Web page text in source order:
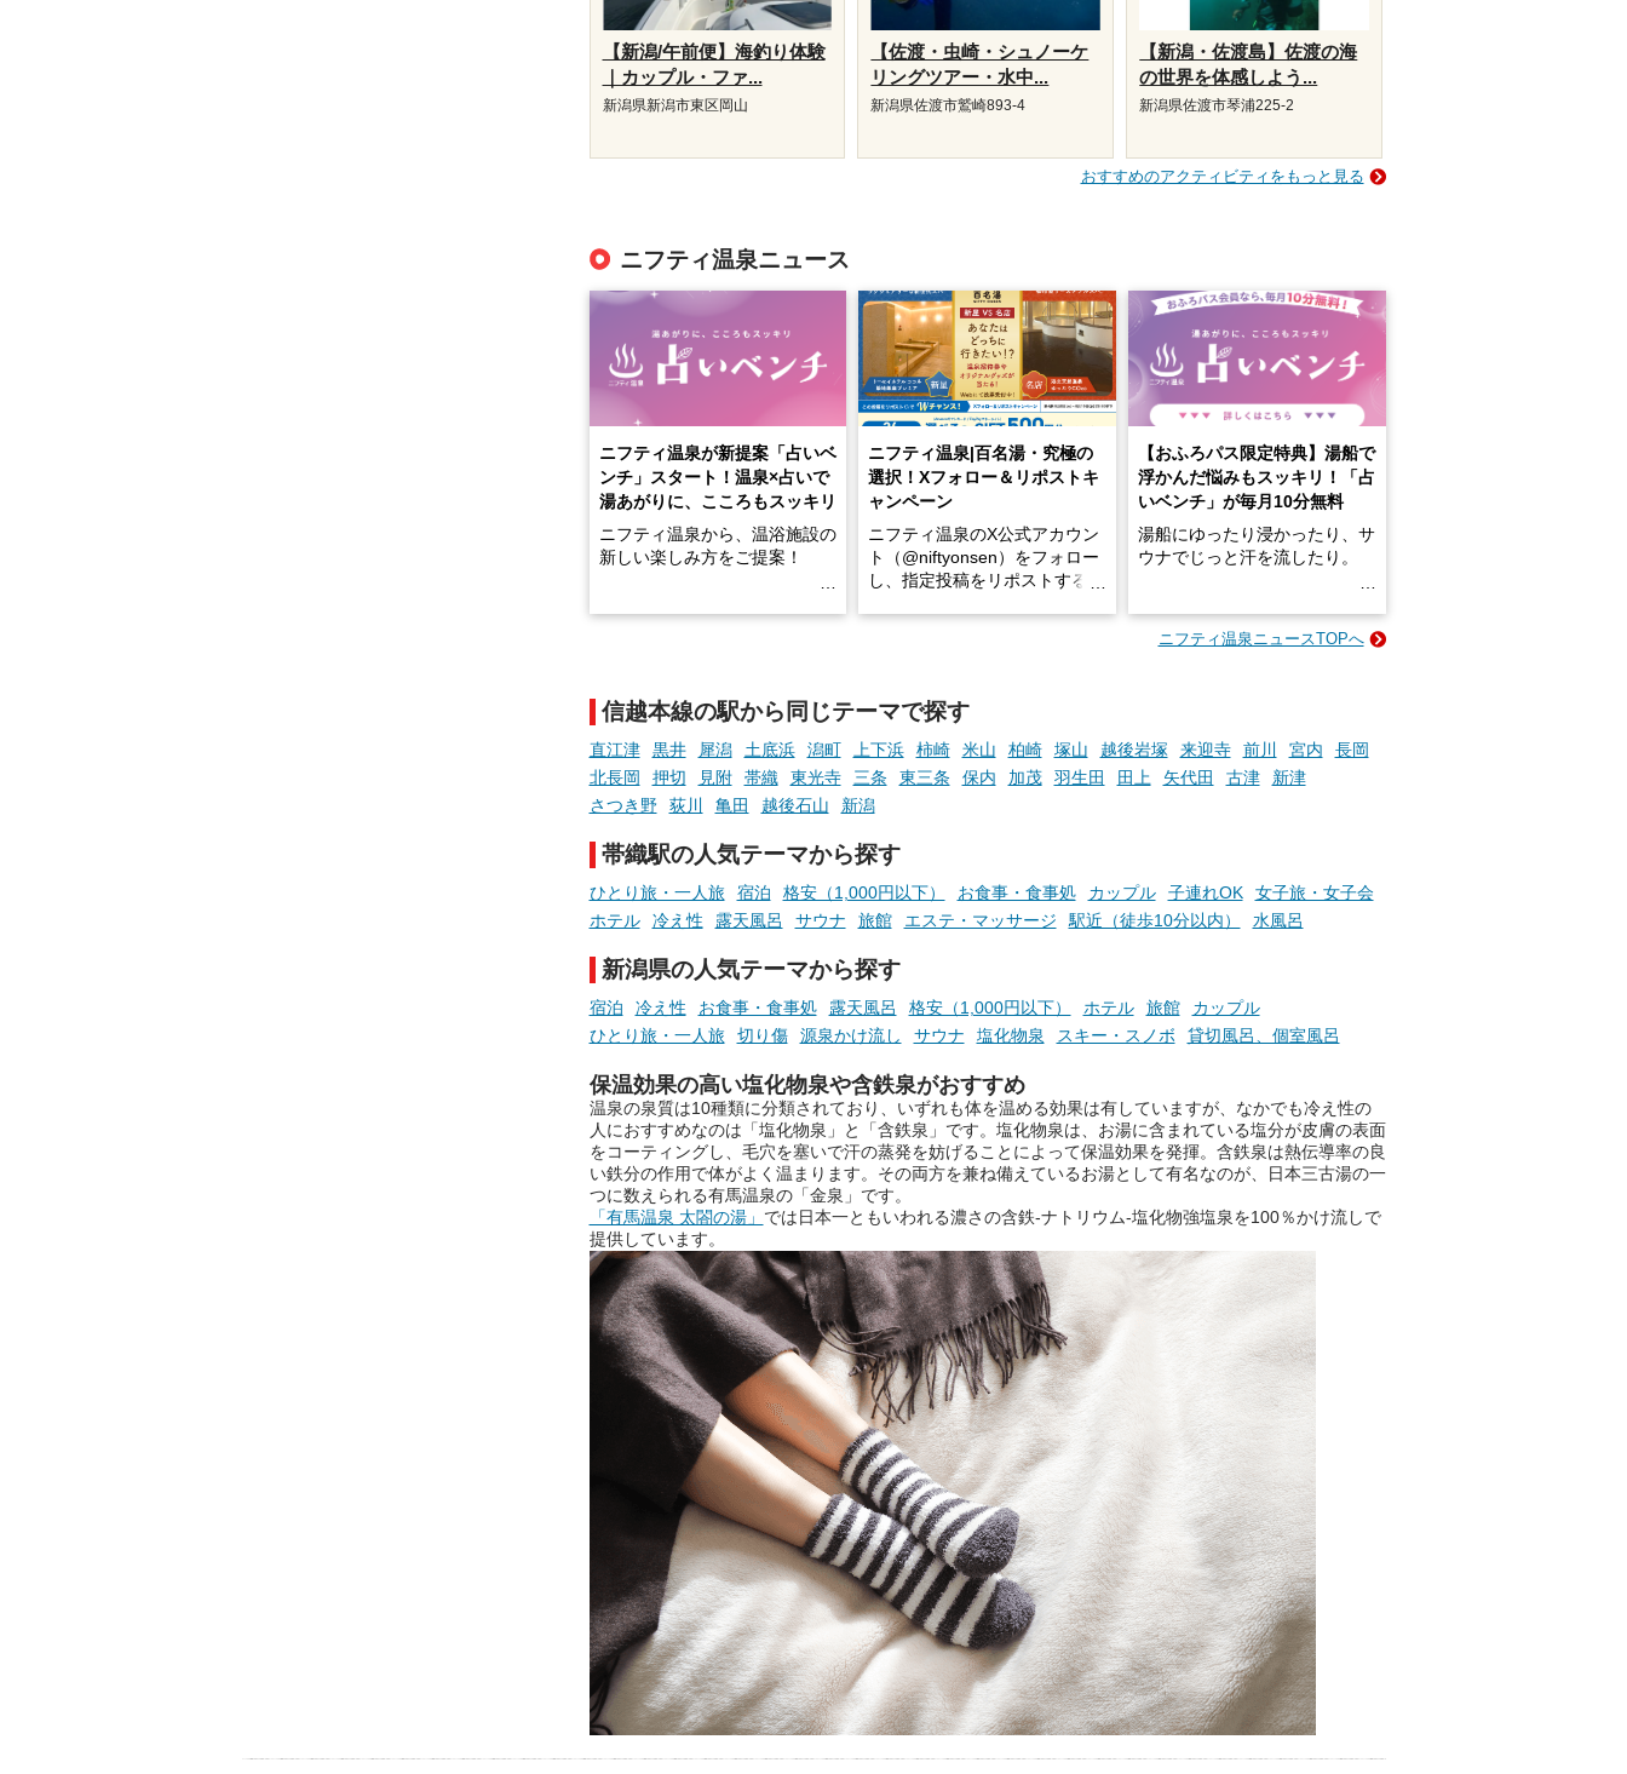
【新潟/午前便】海釣り体験
｜カップル・ファ...
新潟県新潟市東区岡山
【佐渡・虫崎・シュノーケ
リングツアー・水中...
新潟県佐渡市鷲崎893-4
【新潟・佐渡島】佐渡の海
の世界を体感しよう...
新潟県佐渡市琴浦225-2
おすすめのアクティビティをもっと見る
ニフティ温泉ニュース
ニフティ温泉が新提案「占いベ
ンチ」スタート！温泉×占いで
湯あがりに、こころもスッキリ
ニフティ温泉から、温浴施設の
新しい楽しみ方をご提案！
手相やタロットなど気軽に楽し
める占いで、“ととのう”おふろ
時間を、もっと特別に。
ニフティ温泉|百名湯・究極の
選択！Xフォロー＆リポストキ
ャンペーン
ニフティ温泉のX公式アカウン
ト（@niftyonsen）をフォロー
し、指定投稿をリポストする
【おふろパス限定特典】湯船で
浮かんだ悩みもスッキリ！「占
いベンチ」が毎月10分無料
湯船にゆったり浸かったり、サ
ウナでじっと汗を流したり。
そんな「一人でぼんやり過ごす
でくることはありませんか？
そんな心のつぶやきを、湯あが
きをプロの占い師に相談するこ
とができるサービスです。
おふろパス会員様なら、この特
別なひとときを「毎月10分無
料」でご利用いただけます。
お湯で体がほぐれたら、次は占
い師さんとお話しして、心もほ
ぐしてみませんか？
ニフティ温泉ニュースTOPへ
信越本線の駅から同じテーマで探す
直江津 黒井 犀潟 土底浜 潟町 上下浜 柿崎 米山 柏崎 塚山 越後岩塚 来迎寺 前川 宮内
長岡
北長岡
押切 見附 帯織 東光寺 三条 東三条 保内 加茂 羽生田 田上 矢代田 古津
新津
さつき野
荻川 亀田 越後石山 新潟
帯織駅の人気テーマから探す
ひとり旅・一人旅 宿泊 格安（1,000円以下） お食事・食事処 カップル 子連れOK
女子旅・女子会
ホテル
冷え性 露天風呂 サウナ 旅館 エステ・マッサージ 駅近（徒歩10分以内） 水風呂
新潟県の人気テーマから探す
宿泊 冷え性 お食事・食事処 露天風呂 格安（1,000円以下） ホテル 旅館
カップル
ひとり旅・一人旅
切り傷 源泉かけ流し サウナ 塩化物泉 スキー・スノボ 貸切風呂、個室風呂
保温効果の高い塩化物泉や含鉄泉がおすすめ
温泉の泉質は10種類に分類されており、いずれも体を温める効果は有していますが、なかでも冷え性の
人におすすめなのは「塩化物泉」と「含鉄泉」です。塩化物泉は、お湯に含まれている塩分が皮膚の表面
をコーティングし、毛穴を塞いで汗の蒸発を妨げることによって保温効果を発揮。含鉄泉は熱伝導率の良
い鉄分の作用で体がよく温まります。その両方を兼ね備えているお湯として有名なのが、日本三古湯の一
つに数えられる有馬温泉の「金泉」です。
「有馬温泉 太閤の湯」 では日本一ともいわれる濃さの含鉄-ナトリウム-塩化物強塩泉を100％かけ流しで
提供しています。